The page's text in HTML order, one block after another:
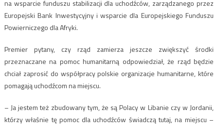
na wsparcie funduszu stabilizacji dla uchodźców, zarządzanego przez
Europejski Bank Inwestycyjny i wsparcie dla Europejskiego Funduszu
Powierniczego dla Afryki.
Premier pytany, czy rząd zamierza jeszcze zwiększyć środki
przeznaczane na pomoc humanitarną odpowiedział, że rząd będzie
chciał zaprosić do współpracy polskie organizacje humanitarne, które
pomagają uchodźcom na miejscu.
– Ja jestem też zbudowany tym, że są Polacy w Libanie czy w Jordanii,
którzy właśnie tę pomoc dla uchodźców świadczą tutaj, na miejscu –